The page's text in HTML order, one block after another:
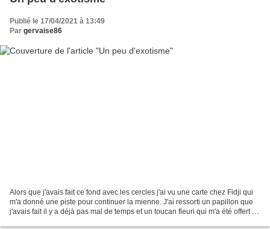
Publié le 17/04/2021 à 13:49
Par gervaise86
Alors que j'avais fait ce fond avec les cercles j'ai vu une carte chez Fidji qui
m'a donné une piste pour continuer la mienne. J'ai ressorti un papillon que
j'avais fait il y a déjà pas mal de temps et un toucan fleuri qui m'a été offert et